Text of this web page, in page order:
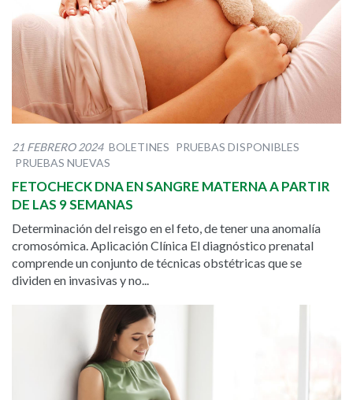
21 FEBRERO 2024 BOLETINES PRUEBAS DISPONIBLES
PRUEBAS NUEVAS
FETOCHECK DNA EN SANGRE MATERNA A PARTIR
DE LAS 9 SEMANAS
Determinación del reisgo en el feto, de tener una anomalía
cromosómica. Aplicación Clínica El diagnóstico prenatal
comprende un conjunto de técnicas obstétricas que se
dividen en invasivas y no...